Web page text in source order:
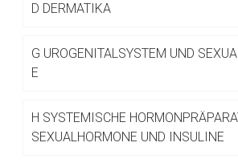
D DERMATIKA
G UROGENITALSYSTEM UND
E
H SYSTEMISCHE
SEXUALHORMONE UND INSULINE